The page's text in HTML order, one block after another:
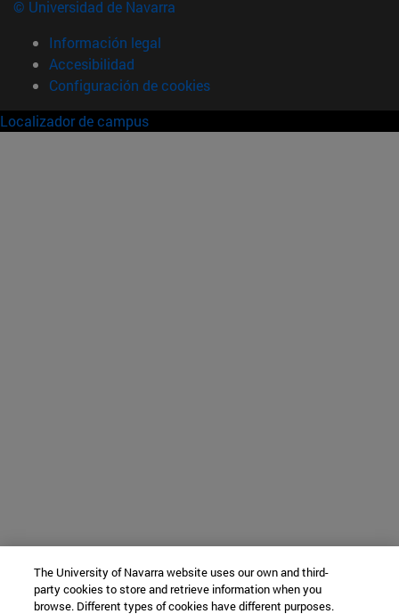
© Universidad de Navarra
Información legal
Accesibilidad
Configuración de cookies
Localizador de campus
The University of Navarra website uses our own and third-
party cookies to store and retrieve information when you
browse. Different types of cookies have different purposes.